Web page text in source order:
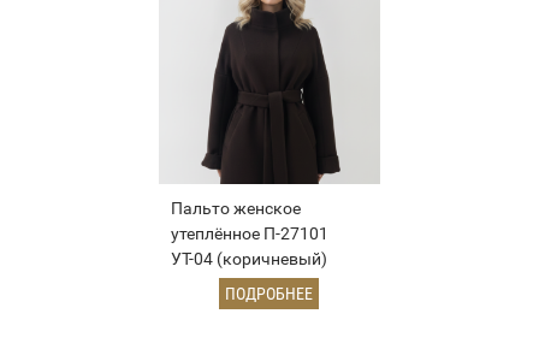
Пальто женское
утеплённое П-27101
УТ-04 (коричневый)
ПОДРОБНЕЕ